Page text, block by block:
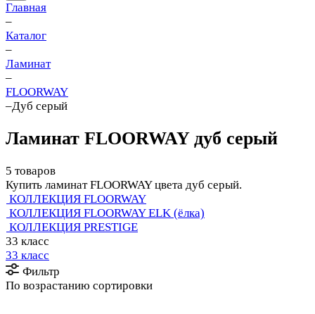
Главная
–
Каталог
–
Ламинат
–
FLOORWAY
–Дуб серый
Ламинат FLOORWAY дуб серый
5 товаров
Купить ламинат FLOORWAY цвета дуб серый.
КОЛЛЕКЦИЯ FLOORWAY
КОЛЛЕКЦИЯ FLOORWAY ELK (ёлка)
КОЛЛЕКЦИЯ PRESTIGE
33 класс
33 класс
Фильтр
По возрастанию сортировки